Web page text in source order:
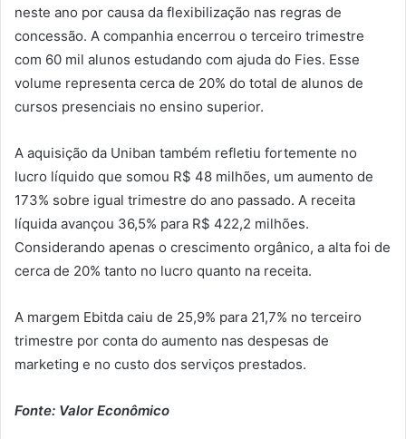
neste ano por causa da flexibilização nas regras de
concessão. A companhia encerrou o terceiro trimestre
com 60 mil alunos estudando com ajuda do Fies. Esse
volume representa cerca de 20% do total de alunos de
cursos presenciais no ensino superior.
A aquisição da Uniban também refletiu fortemente no
lucro líquido que somou R$ 48 milhões, um aumento de
173% sobre igual trimestre do ano passado. A receita
líquida avançou 36,5% para R$ 422,2 milhões.
Considerando apenas o crescimento orgânico, a alta foi de
cerca de 20% tanto no lucro quanto na receita.
A margem Ebitda caiu de 25,9% para 21,7% no terceiro
trimestre por conta do aumento nas despesas de
marketing e no custo dos serviços prestados.
Fonte: Valor Econômico